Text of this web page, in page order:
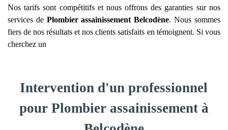
Nos tarifs sont compétitifs et nous offrons des garanties sur nos
services de Plombier assainissement Belcodène. Nous sommes
fiers de nos résultats et nos clients satisfaits en témoignent. Si vous
cherchez un
Intervention d'un professionnel
pour Plombier assainissement à